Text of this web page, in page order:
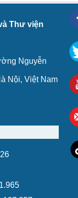
Thư viện
Nguyễn
Nội, Việt Nam